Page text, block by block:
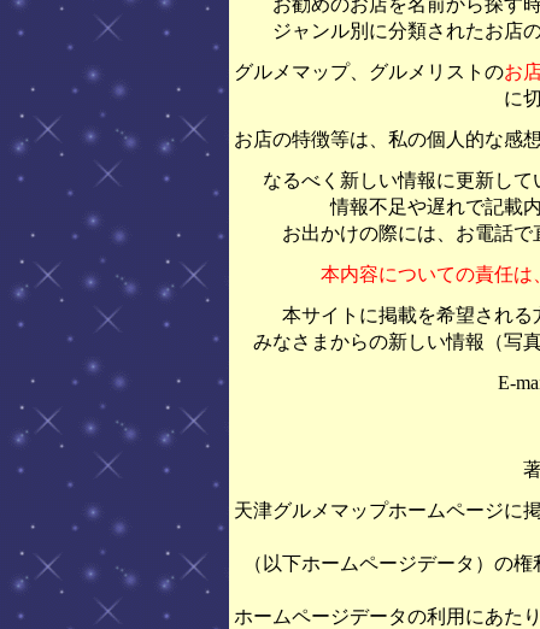
ジャンル別に分類されたお店
グルメマップ、グルメリストのお
に
お店の特徴等は、私の個人的な感
なるべく新しい情報に更新し
情報不足や遅れで記載
お出かけの際には、お電話
本内容についての責任
本サイトに掲載を希望され
みなさまからの新しい情報（写
E-
天津グルメマップホームページに
（以下ホームページデータ）の
ホームページデータの利用にあた